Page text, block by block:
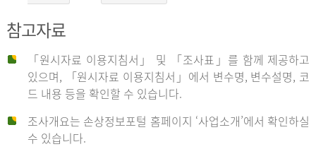
자
신
청
자
는
1.
자
른
참고자료
「원시자료 이용지침서」 및 「조사표」를 함께 제공하고
있으며, 「원시자료 이용지침서」에서 변수명, 변수설명, 코
드 내용 등을 확인할 수 있습니다.
조사개요는 손상정보포털 홈페이지 ‘사업소개’에서 확인하실
수 있습니다.